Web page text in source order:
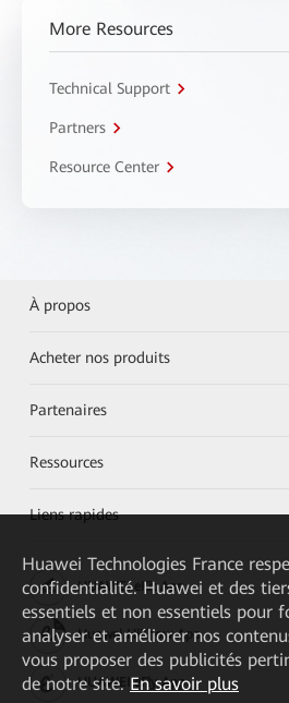
More Resources
Technical Support
Partners
Resource Center
À propos
Acheter nos produits
Partenaires
Ressources
Liens rapides
HUAWEI eKit App
Huawei HiKnow App
HUAWEI eFly App
Huawei Technologies France
confidentialité. Huawei et des
essentiels et non essentiels pour
analyser et améliorer nos
vous proposer des publicités
de notre site. En savoir plus